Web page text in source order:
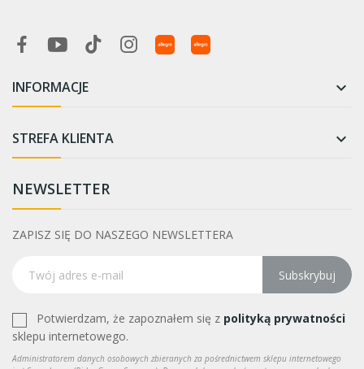
INFORMACJE 
STREFA KLIENTA 
NEWSLETTER
ZAPISZ SIĘ DO NASZEGO NEWSLETTERA
Subskrybuj
Potwierdzam, że zapoznałem się z polityką prywatności
sklepu internetowego.
Administratorem danych osobowych zbieranych za pośrednictwem sklepu internetowego